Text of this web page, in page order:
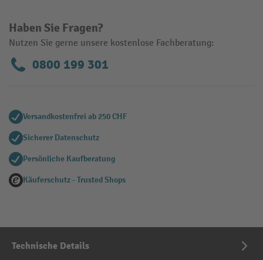
Haben Sie Fragen?
Nutzen Sie gerne unsere kostenlose Fachberatung:
0800 199 301
Versandkostenfrei ab 250 CHF
Sicherer Datenschutz
Persönliche Kaufberatung
Käuferschutz - Trusted Shops
Technische Details